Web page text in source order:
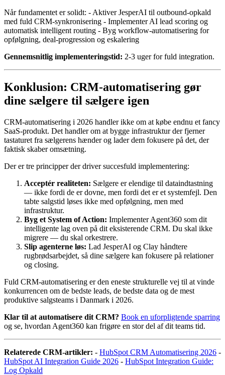
Når fundamentet er solidt: - Aktiver JesperAI til outbound-opkald
med fuld CRM-synkronisering - Implementer AI lead scoring og
automatisk intelligent routing - Byg workflow-automatisering for
opfølgning, deal-progression og eskalering
Gennemsnitlig implementeringstid: 2-3 uger for fuld integration.
Konklusion: CRM-automatisering gør
dine sælgere til sælgere igen
CRM-automatisering i 2026 handler ikke om at købe endnu et fancy
SaaS-produkt. Det handler om at bygge infrastruktur der fjerner
tastaturet fra sælgerens hænder og lader dem fokusere på det, der
faktisk skaber omsætning.
Der er tre principper der driver succesfuld implementering:
Acceptér realiteten: Sælgere er elendige til dataindtastning
— ikke fordi de er dovne, men fordi det er et systemfejl. Den
tabte salgstid løses ikke med opfølgning, men med
infrastruktur.
Byg et System of Action: Implementer Agent360 som dit
intelligente lag oven på dit eksisterende CRM. Du skal ikke
migrere — du skal orkestrere.
Slip agenterne løs: Lad JesperAI og Clay håndtere
rugbrødsarbejdet, så dine sælgere kan fokusere på relationer
og closing.
Fuld CRM-automatisering er den eneste strukturelle vej til at vinde
konkurrencen om de bedste leads, de bedste data og de mest
produktive salgsteams i Danmark i 2026.
Klar til at automatisere dit CRM? Book en uforpligtende sparring
og se, hvordan Agent360 kan frigøre en stor del af dit teams tid.
Relaterede CRM-artikler: - HubSpot CRM Automatisering 2026 -
HubSpot AI Integration Guide 2026 - HubSpot Integration Guide:
Log Opkald